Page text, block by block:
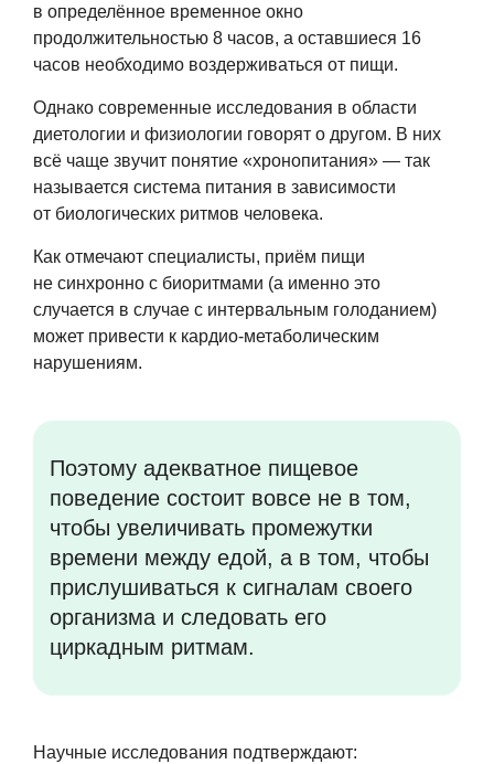
в определённое временное окно
продолжительностью 8 часов, а оставшиеся 16
часов необходимо воздерживаться от пищи.
Однако современные исследования в области
диетологии и физиологии говорят о другом. В них
всё чаще звучит понятие «хронопитания» — так
называется система питания в зависимости
от биологических ритмов человека.
Как отмечают специалисты, приём пищи
не синхронно с биоритмами (а именно это
случается в случае с интервальным голоданием)
может привести к кардио-метаболическим
нарушениям.
Поэтому адекватное пищевое
поведение состоит вовсе не в том,
чтобы увеличивать промежутки
времени между едой, а в том, чтобы
прислушиваться к сигналам своего
организма и следовать его
циркадным ритмам.
Научные исследования подтверждают: